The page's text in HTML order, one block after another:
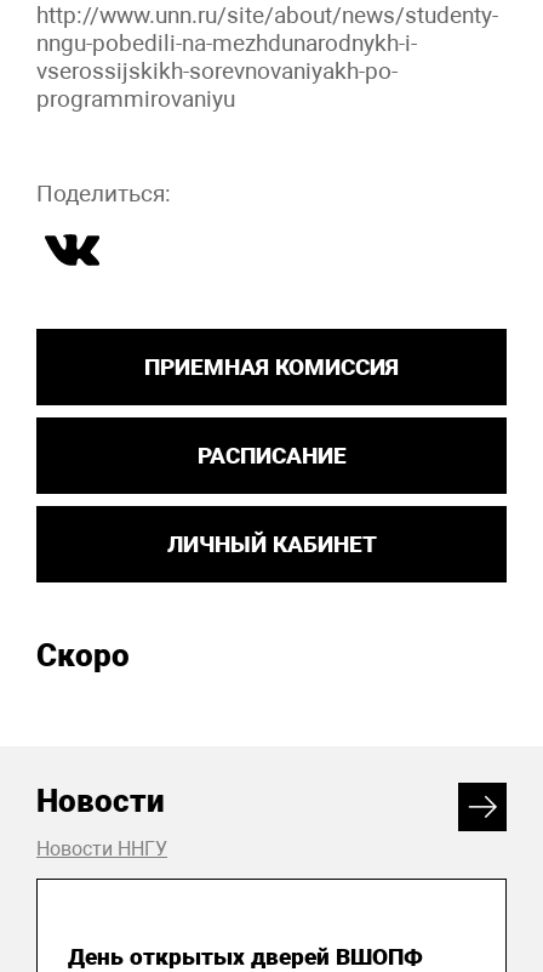
http://www.unn.ru/site/about/news/studenty-
nngu-pobedili-na-mezhdunarodnykh-i-
vserossijskikh-sorevnovaniyakh-po-
programmirovaniyu
Поделиться:
ПРИЕМНАЯ КОМИССИЯ
РАСПИСАНИЕ
ЛИЧНЫЙ КАБИНЕТ
Скоро
Новости
Новости ННГУ
День открытых дверей ВШОПФ